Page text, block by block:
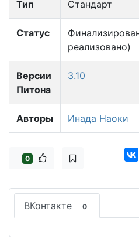
Тип Стандарт
Статус
реализовано)
Версии
Питона
3.10
Авторы Инада Наоки
0
ВКонтакте 0